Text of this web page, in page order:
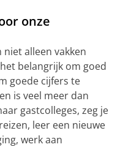
onze
alleen vakken
belangrijk om goed
goede cijfers te
is veel meer dan
gastcolleges, zeg je
leer een nieuwe
werk aan